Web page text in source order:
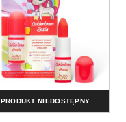
PRODUKT NIEDOSTĘPNY